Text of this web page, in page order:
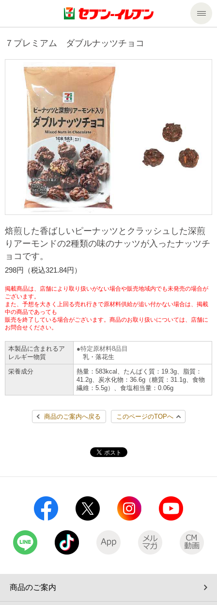
商品のご案内
商品のご案内トップ
今週の新商品
来週の新商品
商品カテゴリ一覧
セブンプレミアム
食の安全・安心への取組み
ギフト
プリペイドカード・金券
ニンテンドー・ダウンロードカード
セール・キャンペーン
サービス
サービストップ
nanacoトップ
マルチコピー機でできること
マルチコピー機でできることトップ
コピー
プリント
スキャン
ファクス
チケット
プリペイドサービス
スポーツ振興くじ
行政サービス
学び・教育
便利なサービス
宅配便
切手・はがき・印紙
セブン銀行ATM
ご利用可能なお支払い方法
スマホプリペイド
レジでApple Accountにチャージ
オンラインフォトサービス
コインランドリー（店舗限定）
自転車シェアリング（店舗限定）
モバイルバッテリーシェアリング（店舗限定）
モバイルWi-Fiバッテリーシェアリング（店舗限定）
荷物預かりサービス「ecbocloakエクボクローク」（店舗限定）
チケットサービス
セブンチケット
イープラス
JTB
セブン‐イレブンでお受取り
セブンネットショッピング
企業情報
企業情報トップ
ニュースリリース
ごあいさつ
企業理念
会社概要
貸借対照表・損益計算書
沿革
国内店舗数
売上高、店舗数推移
セブン‐イレブンの海外事業
データで見るセブン‐イレブン
セブン‐イレブンの「商品力」
セブン-イレブンの横顔
セブン-イレブンの歴史
私たちの取組み
サステナビリティ
サステナビリティトップ
セブン＆アイ・ホールディングスの重点課題
サステナビリティ活動基本方針
サステナビリティ推進体制
GREEN CHALLENGE 2050
4VISIONS
サステナビリティニュース
サステナビリティレポート
報告書ライブラリー
加盟店オーナー募集 物件募集・購入
アルバイト情報
店舗検索
お問い合わせ
Language
English (Corporate)
English (Services)
简体中文(服务)
한국어(서비스)
７プレミアム ダブルナッツチョコ
焙煎した香ばしいピーナッツとクラッシュした深煎
りアーモンドの2種類の味のナッツが入ったナッツチ
ョコです。
298円（税込321.84円）
掲載商品は、店舗により取り扱いがない場合や販売地域内でも未発売の場合が
ございます。
また、予想を大きく上回る売れ行きで原材料供給が追い付かない場合は、掲載
中の商品であっても
販売を終了している場合がございます。商品のお取り扱いについては、店舗に
お問合せください。
本製品に含まれるア
レルギー物質
特定原材料8品目
乳・落花生
栄養成分
熱量：583kcal、たんぱく質：19.3g、脂質：
41.2g、炭水化物：36.6g（糖質：31.1g、食物
繊維：5.5g）、食塩相当量：0.06g
商品のご案内へ戻る このページのTOPへ
商品のご案内